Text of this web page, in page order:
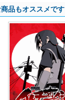
品もオススメです